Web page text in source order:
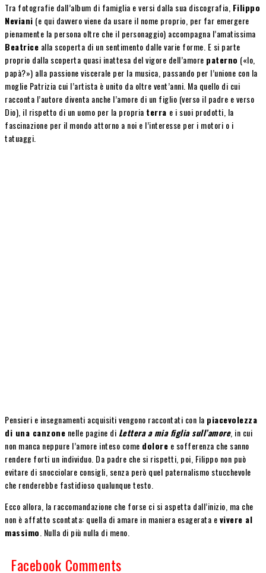
Tra fotografie dall’album di famiglia e versi dalla sua discografia, Filippo
Neviani (e qui davvero viene da usare il nome proprio, per far emergere
pienamente la persona oltre che il personaggio) accompagna l’amatissima
Beatrice alla scoperta di un sentimento dalle varie forme. E si parte
proprio dalla scoperta quasi inattesa del vigore dell’amore paterno («Io,
papà?») alla passione viscerale per la musica, passando per l’unione con la
moglie Patrizia cui l’artista è unito da oltre vent’anni. Ma quello di cui
racconta l’autore diventa anche l’amore di un figlio (verso il padre e verso
Dio), il rispetto di un uomo per la propria terra e i suoi prodotti, la
fascinazione per il mondo attorno a noi e l’interesse per i motori o i
tatuaggi.
Pensieri e insegnamenti acquisiti vengono raccontati con la piacevolezza
di una canzone nelle pagine di Lettera a mia figlia sull’amore, in cui
non manca neppure l’amore inteso come dolore e sofferenza che sanno
rendere forti un individuo. Da padre che si rispetti, poi, Filippo non può
evitare di snocciolare consigli, senza però quel paternalismo stucchevole
che renderebbe fastidioso qualunque testo.
Ecco allora, la raccomandazione che forse ci si aspetta dall’inizio, ma che
non è affatto scontata: quella di amare in maniera esagerata evivere al
massimo . Nulla di più nulla di meno.
Facebook Comments